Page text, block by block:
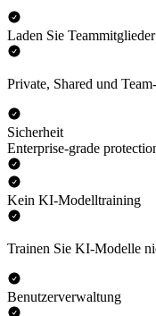
Laden Sie
Private, Shared und
Sicherheit
Enterprise-grade
Kein KI-Modelltraining
Trainen Sie KI-Modelle
Benutzerverwaltung